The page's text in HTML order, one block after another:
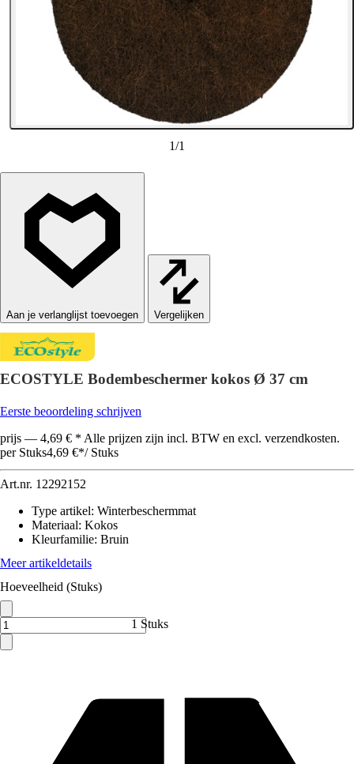
1/1
Vergelijken
ECOSTYLE Bodembeschermer kokos Ø 37 cm
Eerste beoordeling schrijven
prijs — 4,69 € * Alle prijzen zijn incl. BTW en excl. verzendkosten.
per Stuks4,69 €*/ Stuks
Art.nr. 12292152
Type artikel: Winterbeschermmat
Materiaal: Kokos
Kleurfamilie: Bruin
Meer artikeldetails
Hoeveelheid (Stuks)
1 Stuks